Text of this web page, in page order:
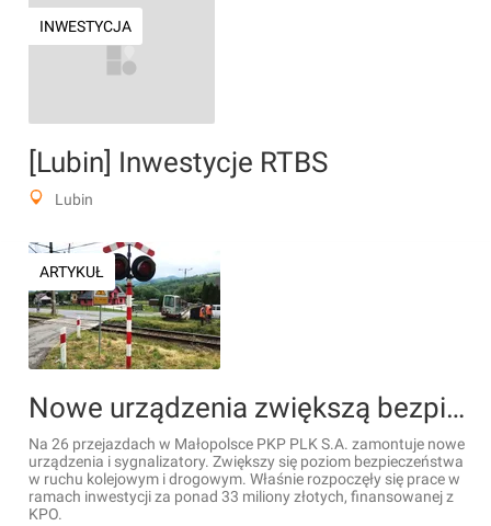
INWESTYCJA
[Lubin] Inwestycje RTBS
Lubin
ARTYKUŁ
Nowe urządzenia zwiększą bezpieczeństwo na przejazdach w Małopolsce
Na 26 przejazdach w Małopolsce PKP PLK S.A. zamontuje nowe
urządzenia i sygnalizatory. Zwiększy się poziom bezpieczeństwa
w ruchu kolejowym i drogowym. Właśnie rozpoczęły się prace w
ramach inwestycji za ponad 33 miliony złotych, finansowanej z
KPO.